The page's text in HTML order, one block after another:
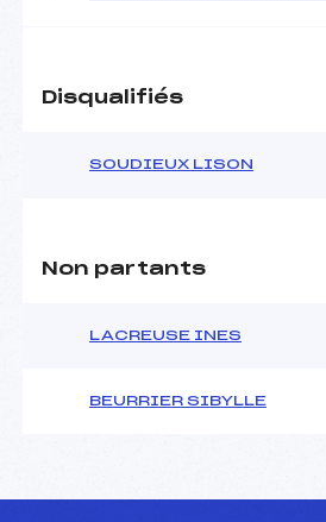
Catégorie :
Disqualifiés
SOUDIEUX LISON
Non partants
LACREUSE INES
BEURRIER SIBYLLE